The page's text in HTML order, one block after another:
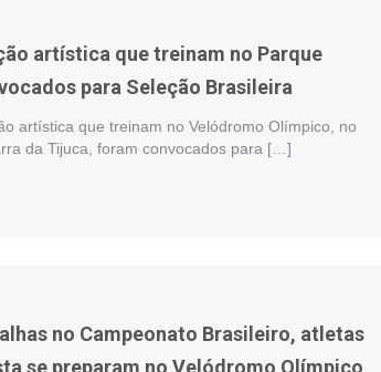
artística que treinam no Parque
para Seleção Brasileira
artística que treinam no Velódromo Olímpico, no
da Tijuca, foram convocados para […]
no Campeonato Brasileiro, atletas
se preparam no Velódromo Olímpico